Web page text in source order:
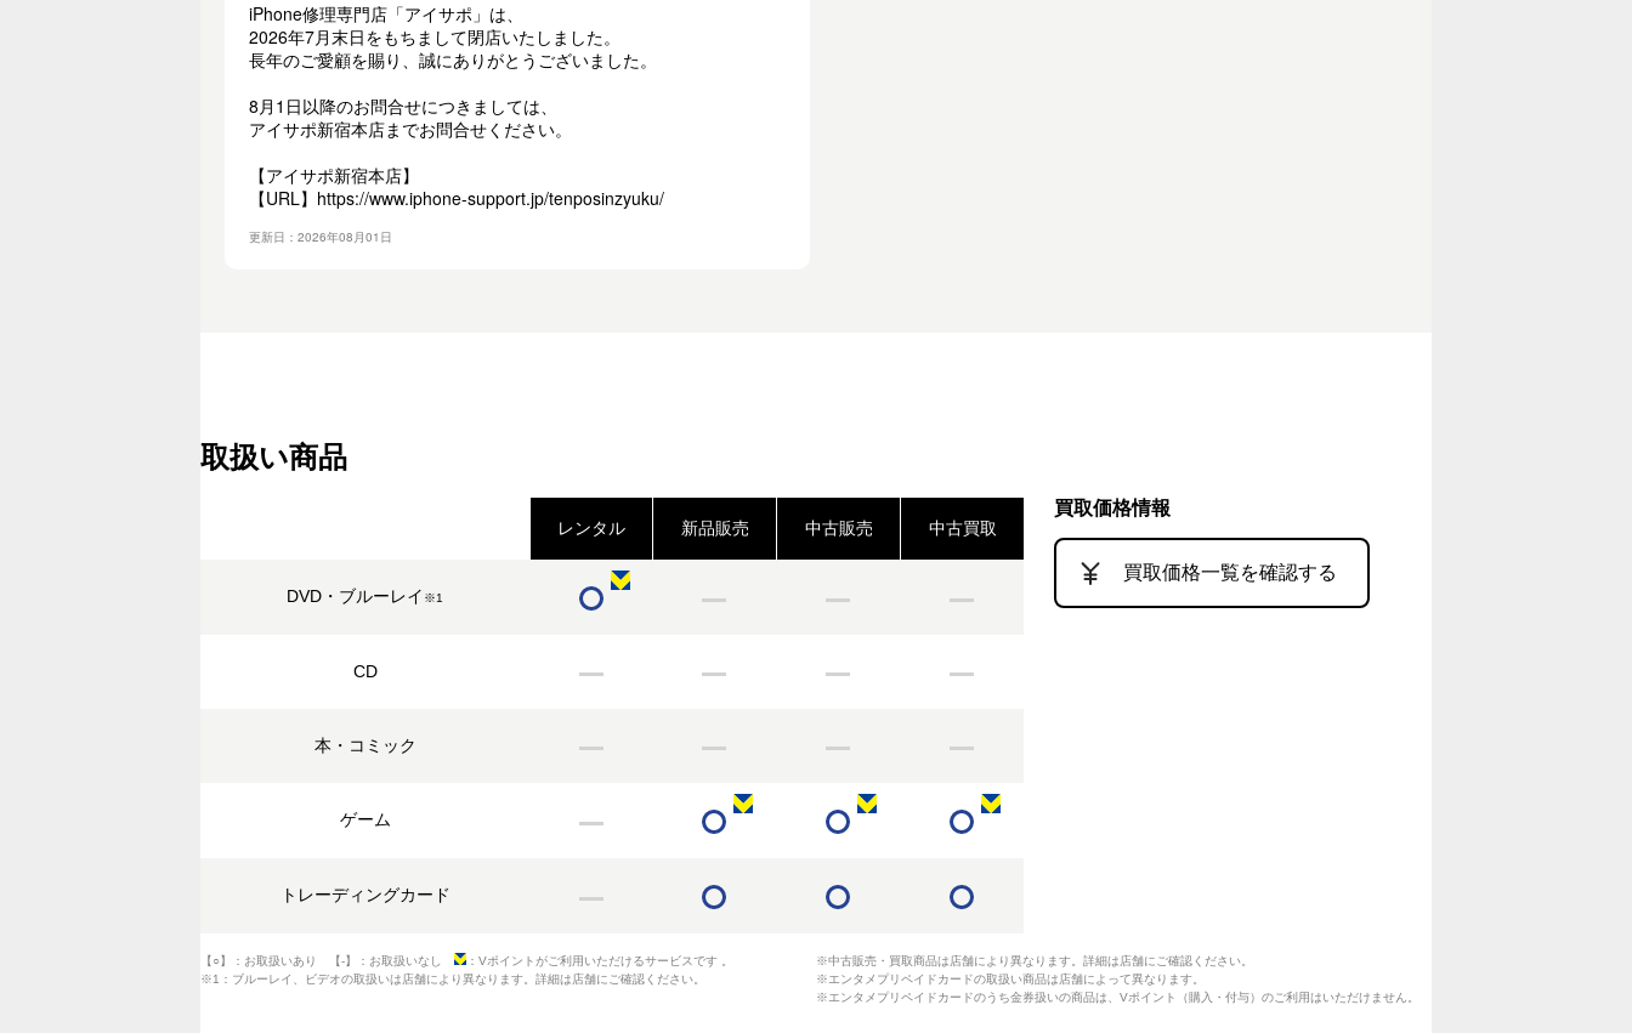
iPhone修理専門店「アイサポ」は、
2026年7月末日をもちまして閉店いたしました。
長年のご愛顧を賜り、誠にありがとうございました。
8月1日以降のお問合せにつきましては、
アイサポ新宿本店までお問合せください。
【アイサポ新宿本店】
【URL】https://www.iphone-support.jp/tenposinzyuku/
更新日：2026年08月01日
取扱い商品
レンタル 新品販売 中古販売 中古買取
DVD・ブルーレイ ※1
CD
本・コミック
ゲーム
トレーディングカード
買取価格情報
買取価格一覧を確認する
【○】：お取扱いあり 【-】：お取扱いなし
：Vポイントがご利用いただけるサービスです 。
※1：ブルーレイ、ビデオの取扱いは店舗により異なります。詳細は店舗にご確認ください。
※中古販売・買取商品は店舗により異なります。詳細は店舗にご確認ください。
※エンタメプリペイドカードの取扱い商品は店舗によって異なります。
※エンタメプリペイドカードのうち金券扱いの商品は、Vポイント（購入・付与）のご利用はいただけません。